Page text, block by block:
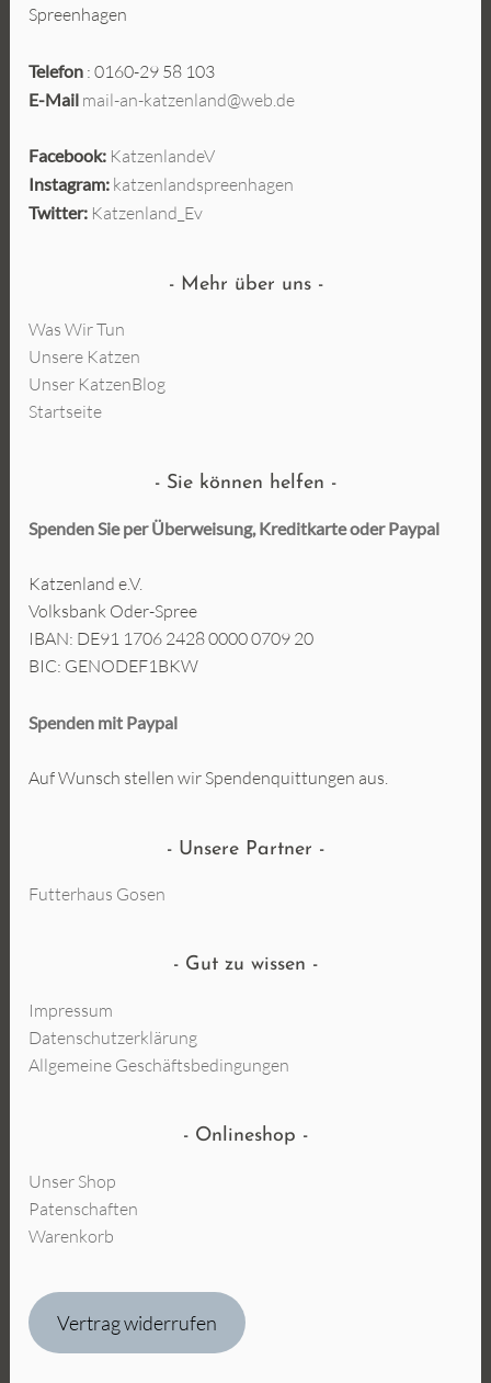
Spreenhagen
Telefon : 0160-29 58 103
E-Mail mail-an-katzenland@web.de
Facebook: KatzenlandeV
Instagram: katzenlandspreenhagen
Twitter: Katzenland_Ev
Mehr über uns
Was Wir Tun
Unsere Katzen
Unser KatzenBlog
Startseite
Sie können helfen
Spenden Sie per Überweisung, Kreditkarte oderPaypal
Katzenland e.V.
Volksbank Oder-Spree
IBAN: DE91 1706 2428 0000 0709 20
BIC: GENODEF1BKW
Spenden mit Paypal
Auf Wunsch stellen wir Spendenquittungen aus.
Unsere Partner
Futterhaus Gosen
Gut zu wissen
Impressum
Datenschutzerklärung
Allgemeine Geschäftsbedingungen
Onlineshop
Unser Shop
Patenschaften
Warenkorb
Vertrag widerrufen